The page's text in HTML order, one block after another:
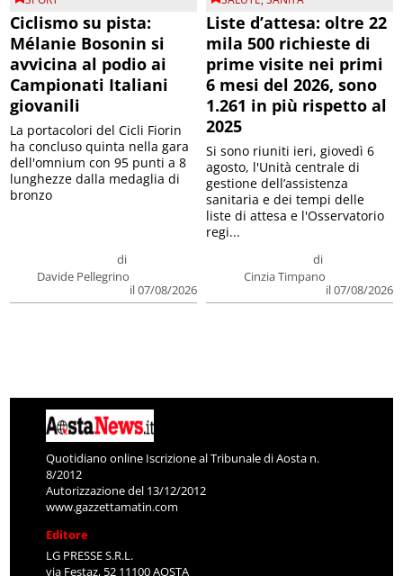
Ciclismo su pista:
Mélanie Bosonin si
avvicina al podio ai
Campionati Italiani
giovanili
di
Davide Pellegrino
il 07/08/2026
La portacolori del Cicli Fiorin
ha concluso quinta nella gara
dell'omnium con 95 punti a 8
lunghezze dalla medaglia di
bronzo
Liste d’attesa: oltre 22
mila 500 richieste di
prime visite nei primi
6 mesi del 2026, sono
1.261 in più rispetto al
2025
di
Cinzia Timpano
il 07/08/2026
Si sono riuniti ieri, giovedì 6
agosto, l'Unità centrale di
gestione dell’assistenza
sanitaria e dei tempi delle
liste di attesa e l'Osservatorio
regi...
Quotidiano online Iscrizione al Tribunale di Aosta n.
8/2012
Autorizzazione del 13/12/2012
www.gazzettamatin.com
Editore
LG PRESSE S.R.L.
via Festaz, 52 11100 AOSTA